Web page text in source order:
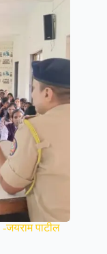
-जयराम पाटील